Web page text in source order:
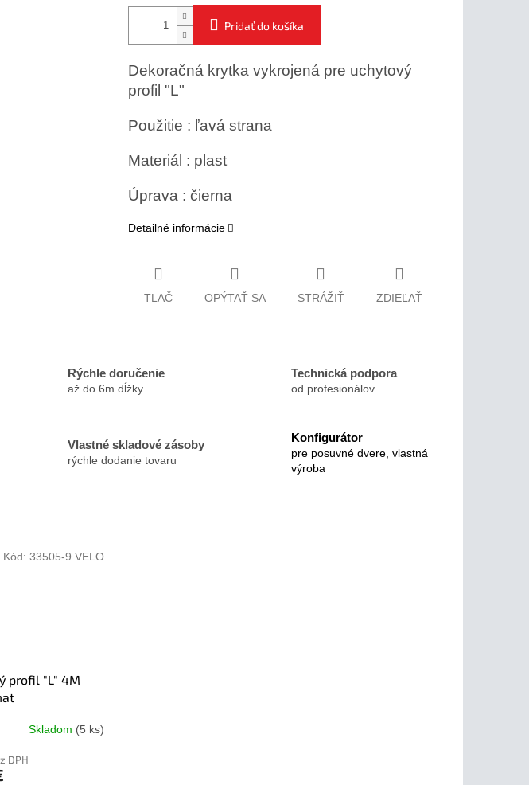
Pridať do košíka
Dekoračná krytka vykrojená pre uchytový
profil "L"
Použitie : ľavá strana
Materiál : plast
Úprava : čierna
Detailné informácie
TLAČ OPÝTAŤ SA STRÁŽIŤ ZDIEĽAŤ
Rýchle doručenie
až do 6m dĺžky
Technická podpora
od profesionálov
Vlastné skladové zásoby
rýchle dodanie tovaru
Konfigurátor
pre posuvné dvere, vlastná
výroba
profil "L" 4M
Skladom (5 ks)
DPH
Kód: 33505-9 VELO